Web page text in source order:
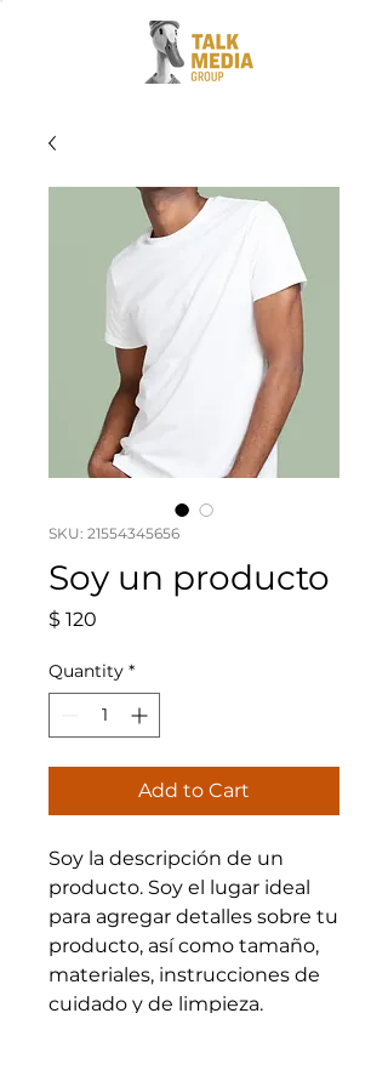
SKU: 21554345656
Soy un producto
$ 120
Quantity *
Add to Cart
Soy la descripción de un
producto. Soy el lugar ideal
para agregar detalles sobre tu
producto, así como tamaño,
materiales, instrucciones de
cuidado y de limpieza.